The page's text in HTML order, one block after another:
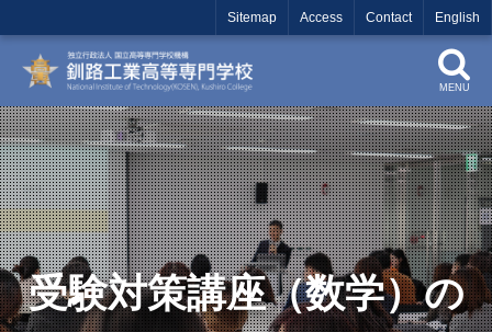
Sitemap Access Contact English
MENU
受験対策講座（数学）の